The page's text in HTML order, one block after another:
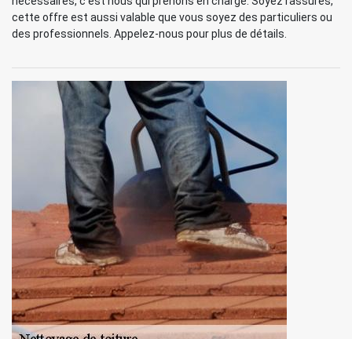
cette offre est aussi valable que vous soyez des particuliers ou
des professionnels. Appelez-nous pour plus de détails.